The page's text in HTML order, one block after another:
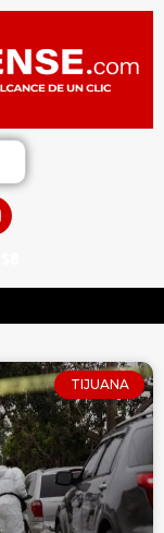
TIJUANA